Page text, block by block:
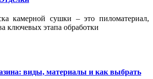
камерной сушки – это пиломатериал,
ключевых этапа обработки
виды, материалы и как выбрать